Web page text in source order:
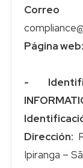
Página web:
-
Dirección: